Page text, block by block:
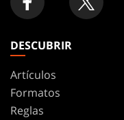
DESCUBRIR
Artículos
Formatos
Reglas